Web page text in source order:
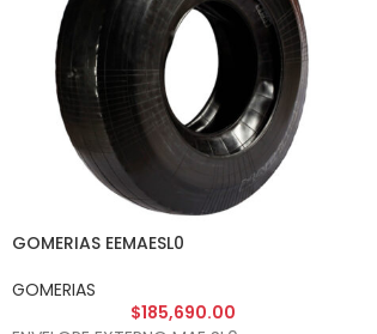
GOMERIAS EEMAESL0
GOMERIAS
$185,690.00